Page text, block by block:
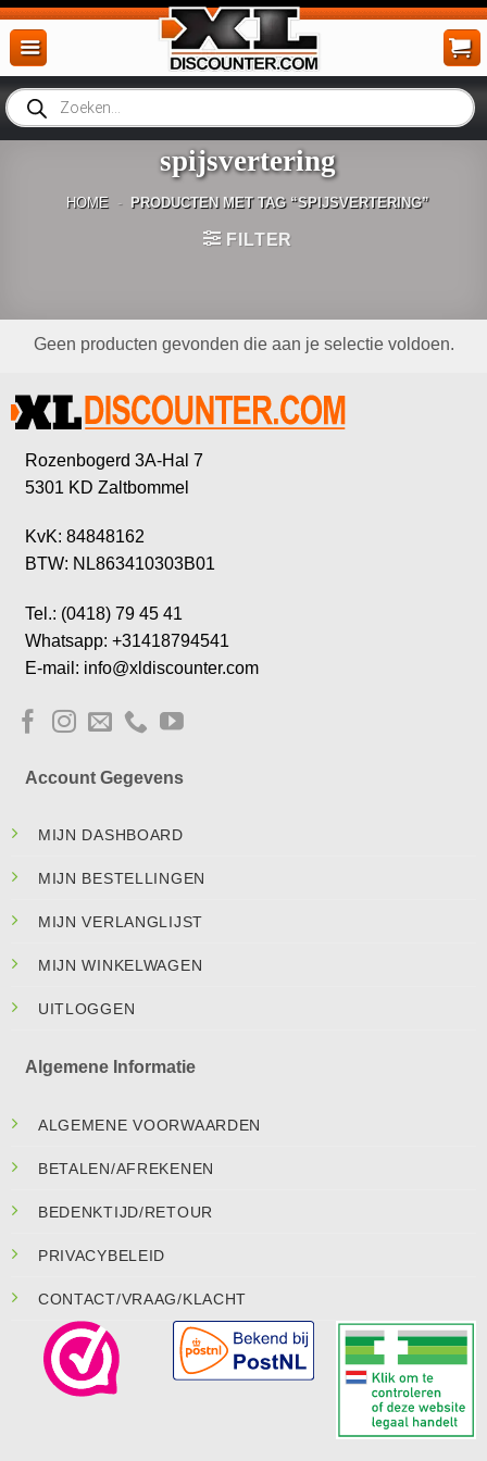
Ga
naar
inhoud
Producten
zoeken
spijsvertering
HOME - PRODUCTEN MET TAG “SPIJSVERTERING”
FILTER
Geen producten gevonden die aan je selectie voldoen.
Rozenbogerd 3A-Hal 7
5301 KD Zaltbommel
KvK: 84848162
BTW: NL863410303B01
Tel.: (0418) 79 45 41
Whatsapp: +31418794541
E-mail: info@xldiscounter.com
Account Gegevens
MIJN DASHBOARD
MIJN BESTELLINGEN
MIJN VERLANGLIJST
MIJN WINKELWAGEN
UITLOGGEN
Algemene Informatie
ALGEMENE VOORWAARDEN
BETALEN/AFREKENEN
BEDENKTIJD/RETOUR
PRIVACYBELEID
CONTACT/VRAAG/KLACHT